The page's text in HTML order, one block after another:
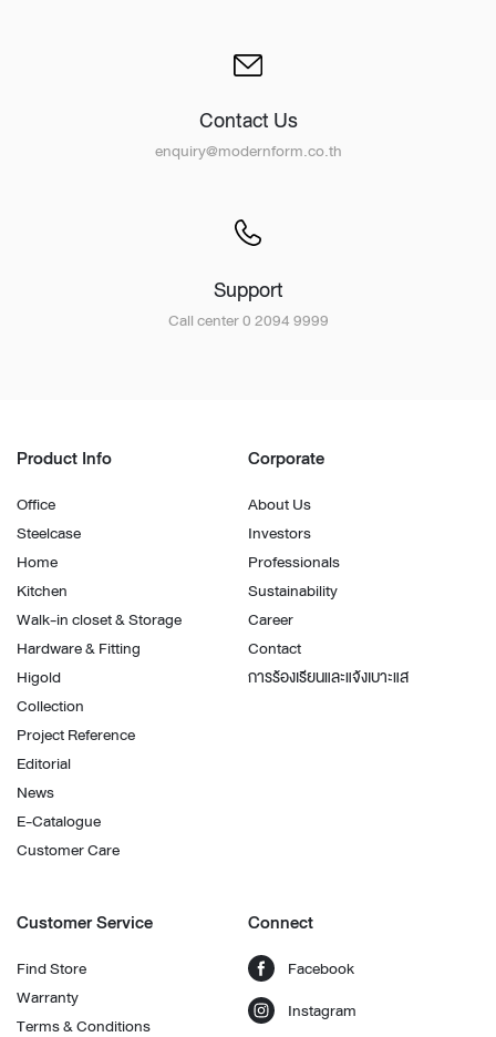
Contact Us
enquiry@modernform.co.th
Support
Call center 0 2094 9999
Product Info
Office
Steelcase
Home
Kitchen
Walk-in closet & Storage
Hardware & Fitting
Higold
Collection
Project Reference
Editorial
News
E-Catalogue
Customer Care
Corporate
About Us
Investors
Professionals
Sustainability
Career
Contact
การร้องเรียนและแจ้งเบาะแส
Customer Service
Find Store
Warranty
Terms & Conditions
Connect
Facebook
Instagram